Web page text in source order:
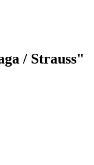
/ Strauss"